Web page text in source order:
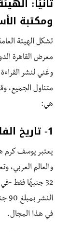
ومكتبة
تشكل الهيئة
معرض القاهرة
وغني لنشر
متناول الجميع،
هي:
1- تاريخ الفلسفة – يوسف كرم
يعتبر يوسف كرم
والعالم العربي،
32 جنيهًا فقط
في هذا المجال.